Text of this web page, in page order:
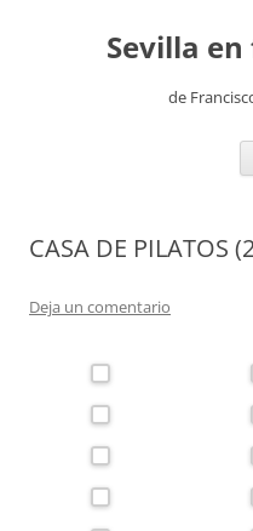
contenidoSevilla
de
CASA DE PILATOS
Deja un comentario